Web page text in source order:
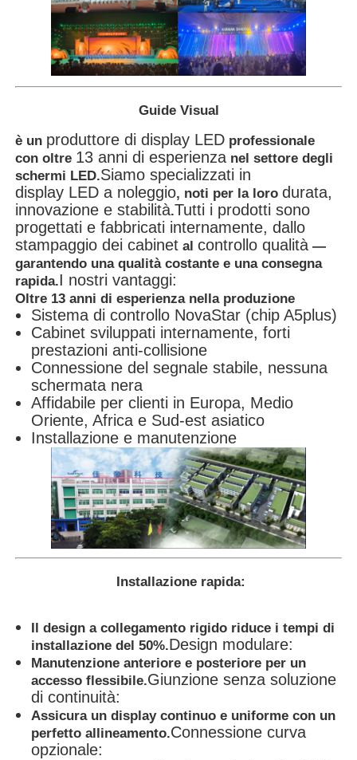
Guide Visual
è un produttore di display LED professionale
con oltre 13 anni di esperienza nel settore degli
schermi LED.Siamo specializzati in
display LED a noleggio, noti per la lorodurata,
innovazione e stabilità.Tutti i prodotti sono
progettati e fabbricati internamente, dallo
stampaggio dei cabinet alcontrollo qualità —
garantendo una qualità costante e una consegna
rapida.I nostri vantaggi:
Oltre 13 anni di esperienza nella produzione
Sistema di controllo NovaStar (chip A5plus)
Cabinet sviluppati internamente, forti
prestazioni anti-collisione
Connessione del segnale stabile, nessuna
schermata nera
Affidabile per clienti in Europa, Medio
Oriente, Africa e Sud-est asiatico
Installazione e manutenzione
Installazione rapida:
Il design a collegamento rigido riduce i tempi di
installazione del 50%.Design modulare:
Manutenzione anteriore e posteriore per un
accesso flessibile.Giunzione senza soluzione
di continuità:
Assicura un display continuo e uniforme con un
perfetto allineamento.Connessione curva
opzionale: